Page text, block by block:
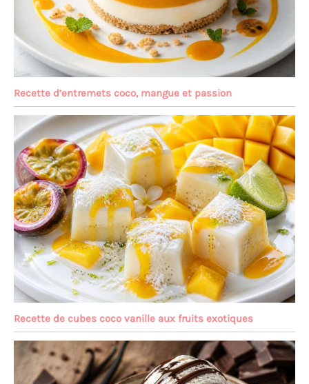
Recette d’entremets coco, mangue et passion
Recette de cubes coco vanille aux fruits exotiques